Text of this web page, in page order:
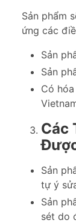
Sản phẩm
ứng các
Sản
Sản
Có
Các
Sản
tự ý
Sản
sét do